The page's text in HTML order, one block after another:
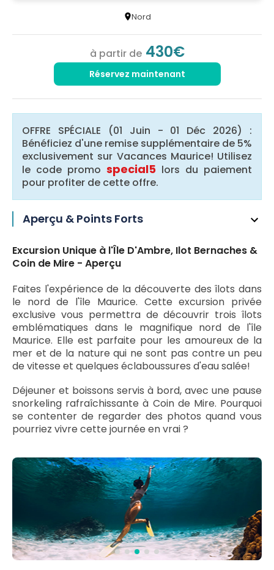
Nord
à partir de 430€
Réservez maintenant
OFFRE SPÉCIALE (01 Juin - 01 Déc 2026) :
Bénéficiez d'une remise supplémentaire de 5%
exclusivement sur Vacances Maurice! Utilisez
le code promo special5 lors du paiement
pour profiter de cette offre.
Aperçu & Points Forts
Excursion Unique à l'Île D'Ambre, Ilot Bernaches &
Coin de Mire - Aperçu
Faites l'expérience de la découverte des îlots dans
le nord de l'île Maurice. Cette excursion privée
exclusive vous permettra de découvrir trois îlots
emblématiques dans le magnifique nord de l'île
Maurice. Elle est parfaite pour les amoureux de la
mer et de la nature qui ne sont pas contre un peu
de vitesse et quelques éclaboussures d'eau salée!
Déjeuner et boissons servis à bord, avec une pause
snorkeling rafraîchissante à Coin de Mire. Pourquoi
se contenter de regarder des photos quand vous
pourriez vivre cette journée en vrai ?